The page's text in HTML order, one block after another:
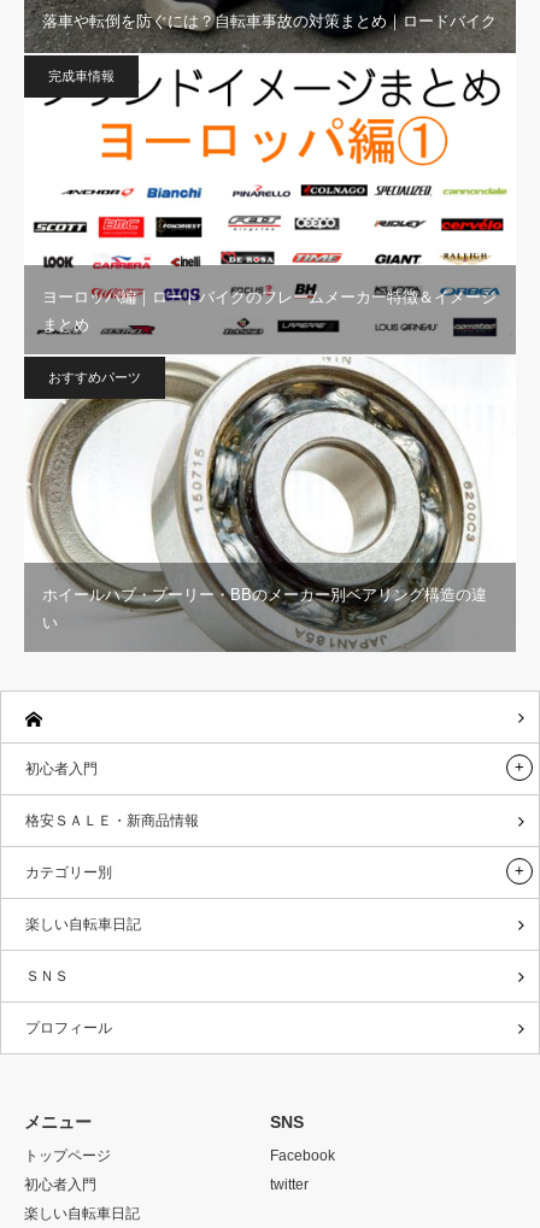
落車や転倒を防ぐには？自転車事故の対策まとめ｜ロードバイク
完成車情報
ヨーロッパ編｜ロードバイクのフレームメーカー特徴＆イメージ
まとめ
おすすめパーツ
ホイールハブ・プーリー・BBのメーカー別ベアリング構造の違
い
初心者入門
格安ＳＡＬＥ・新商品情報
カテゴリー別
楽しい自転車日記
ＳＮＳ
プロフィール
メニュー
トップページ
初心者入門
楽しい自転車日記
SNS
Facebook
twitter